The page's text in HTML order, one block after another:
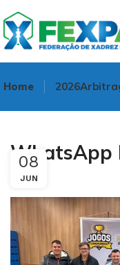
Home 2026
WhatsApp
08
JUN